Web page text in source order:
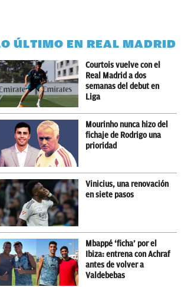
ÚLTIMO EN REAL MADRID
Courtois vuelve con el
Real Madrid a dos
semanas del debut en
Liga
Mourinho nunca hizo del
fichaje de Rodrigo una
prioridad
Vinicius, una renovación
en siete pasos
Mbappé ‘ficha’ por el
Ibiza: entrena con Achraf
antes de volver a
Valdebebas